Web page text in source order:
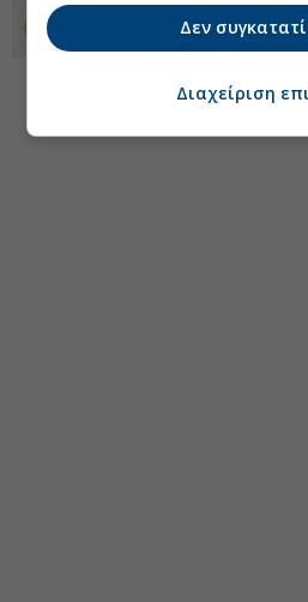
Προσθέστε το euro2day.gr
Δεν
Διαχείριση